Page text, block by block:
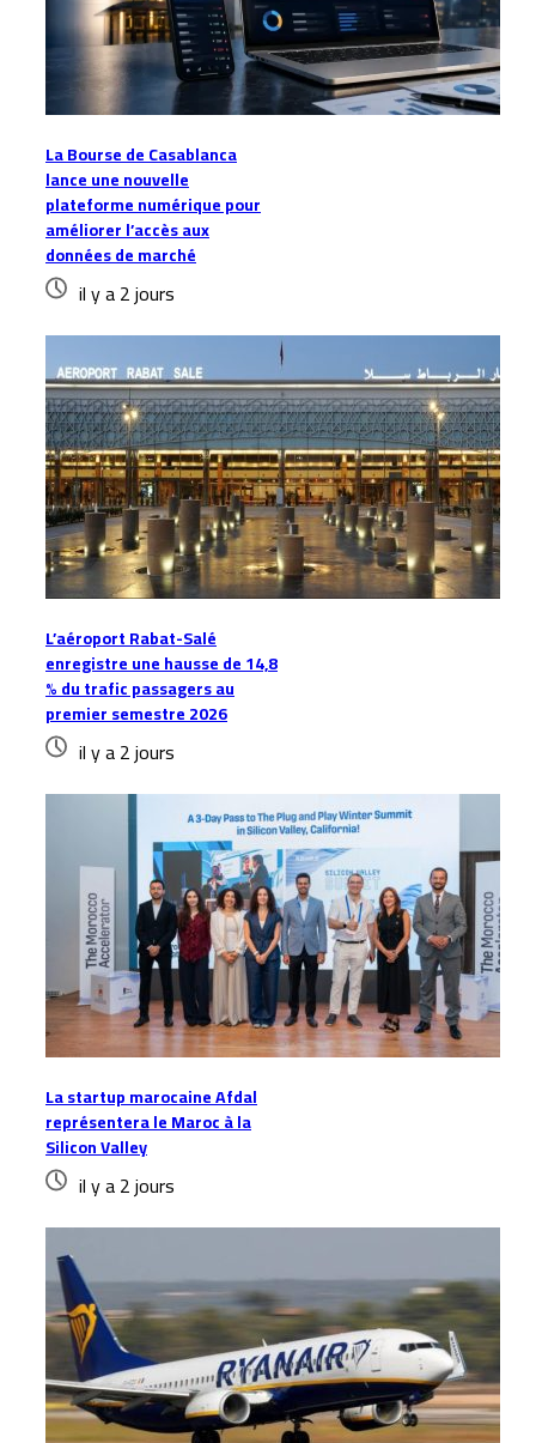
La Bourse de Casablanca
lance une nouvelle
plateforme numérique pour
améliorer l’accès aux
données de marché
il y a 2 jours
L’aéroport Rabat-Salé
enregistre une hausse de 14,8
% du trafic passagers au
premier semestre 2026
il y a 2 jours
La startup marocaine Afdal
représentera le Maroc à la
Silicon Valley
il y a 2 jours